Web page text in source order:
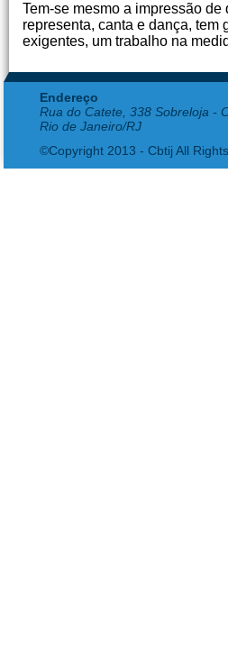
Tem-se mesmo a impressão
representa, canta e dança,
exigentes, um trabalho na
Endereço
Rua do Catete, 338 Sobreloja -
Rio de Janeiro/RJ
©Copyright 2013 - Cbtij All